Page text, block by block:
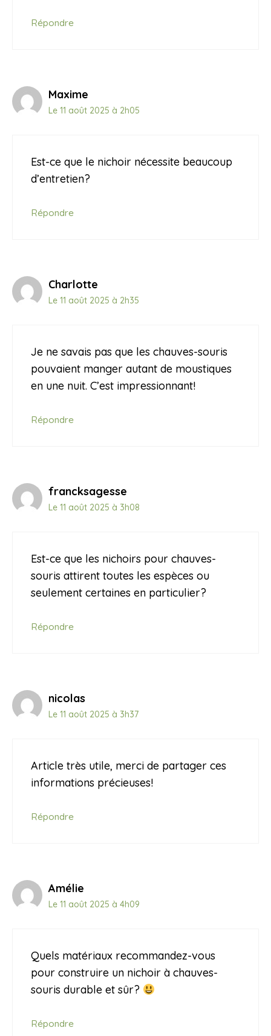
Répondre
Maxime
Le 11 août 2025 à 2h05
Est-ce que le nichoir nécessite beaucoup
d’entretien?
Répondre
Charlotte
Le 11 août 2025 à 2h35
Je ne savais pas que les chauves-souris
pouvaient manger autant de moustiques
en une nuit. C’est impressionnant!
Répondre
francksagesse
Le 11 août 2025 à 3h08
Est-ce que les nichoirs pour chauves-
souris attirent toutes les espèces ou
seulement certaines en particulier?
Répondre
nicolas
Le 11 août 2025 à 3h37
Article très utile, merci de partager ces
informations précieuses!
Répondre
Amélie
Le 11 août 2025 à 4h09
Quels matériaux recommandez-vous
pour construire un nichoir à chauves-
souris durable et sûr?
Répondre